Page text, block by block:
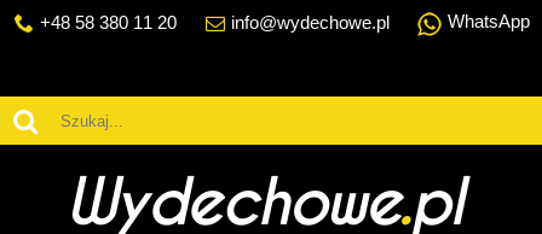
+48 58 380 11 20 info@wydechowe.pl WhatsApp